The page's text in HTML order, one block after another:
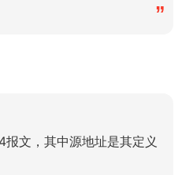
”
文，其中源地址是其定义